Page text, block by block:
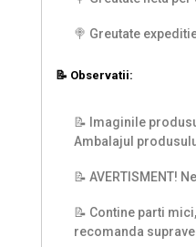
🍭 Greutate
📝 Observatii:
📝 Imaginile
Ambalajul
📝 AVERTISMENT!
📝 Contine parti
recomanda